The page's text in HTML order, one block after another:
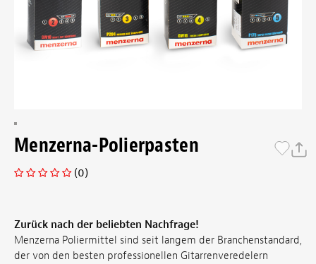
Menzerna-Polierpasten
(0)
Zurück nach der beliebten Nachfrage!
Menzerna Poliermittel sind seit langem der Branchenstandard,
der von den besten professionellen Gitarrenveredelern